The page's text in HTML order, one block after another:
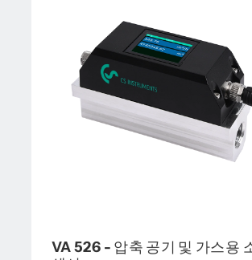
VA 526 - 압축 공기 및 가스용